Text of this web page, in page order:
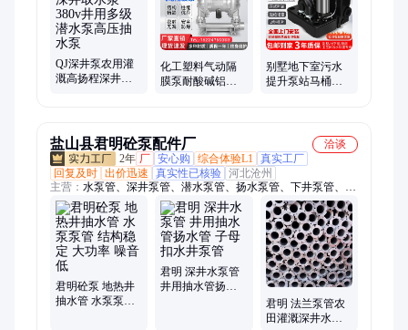
QJ深井泵农用灌
溉高扬程深井取
化工塑料气动隔
膜泵耐酸碱铝合
别墅地下室污水
提升泵站马桶厨
盐山县君明砼泵配件厂
洽谈
2年 厂 安心购 综合体验L1 真实工厂
回复及时 出价迅速 真实性已核验 河北沧州
主营： 水泵管、深井泵管、潜水泵管、扬水泵管、下井泵管、水
泵泵管、井泵管、隧道风水管、矿用风水管、扬水管
君明砼泵 地热井
抽水管 水泵泵管
君明 深井水泵管
井用抽水管扬水
君明 法兰泵管农
田灌溉深井水泵